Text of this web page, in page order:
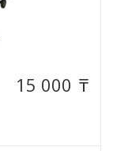
15 000 ₸